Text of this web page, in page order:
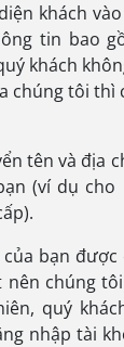
khách
tin bao
khách
chúng tôi thì
tên và địa
(ví dụ cho
bạn
chúng
quý
nhập tài